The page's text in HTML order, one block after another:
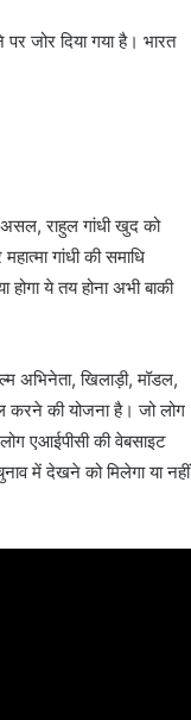
जोर दिया गया है। भारत
राहुल गांधी खुद को
गांधी की समाधि
ये तय होना अभी बाकी
अभिनेता, खिलाड़ी, मॉडल,
करने की योजना है। जो लोग
एआईपीसी की वेबसाइट
में देखने को मिलेगा या नहीं